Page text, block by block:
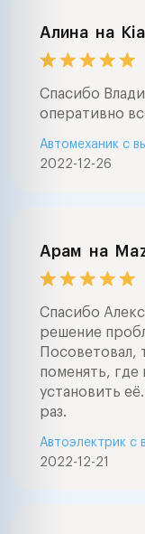
Алина на Kia
Спасибо
оперативно
2022-12-26
Автомеханик с
Арам на
Спасибо
решение
Посоветовал,
поменять, где
установить
раз.
2022-12-21
Автоэлектрик с